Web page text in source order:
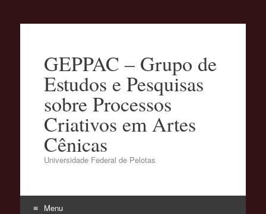
GEPPAC – Grupo de
Estudos e Pesquisas
sobre Processos
Criativos em Artes
Cênicas
Universidade Federal de Pelotas
Menu